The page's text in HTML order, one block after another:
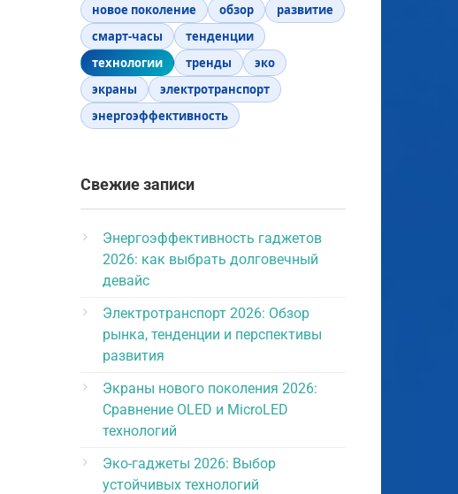
новое поколение
обзор
развитие
смарт-часы
тенденции
технологии
тренды
эко
экраны
электротранспорт
энергоэффективность
Свежие записи
Энергоэффективность гаджетов
2026: как выбрать долговечный
девайс
Электротранспорт 2026: Обзор
рынка, тенденции и перспективы
развития
Экраны нового поколения 2026:
Сравнение OLED и MicroLED
технологий
Эко-гаджеты 2026: Выбор
устойчивых технологий